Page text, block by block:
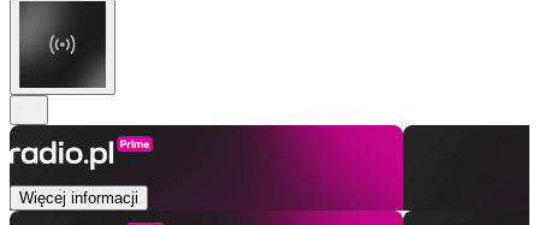
Więcej informacji